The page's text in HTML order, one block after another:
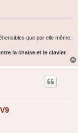
que par elle même,
la chaise et le clavier.